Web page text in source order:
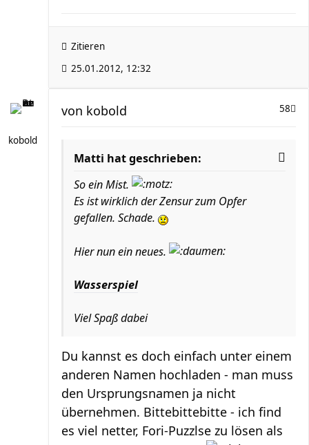
Zitieren
25.01.2012, 12:32
kobold
58
von kobold
Matti hat geschrieben:
So ein Mist.
Es ist wirklich der Zensur zum Opfer
gefallen. Schade.
Hier nun ein neues.
Wasserspiel
Viel Spaß dabei
Du kannst es doch einfach unter einem
anderen Namen hochladen - man muss
den Ursprungsnamen ja nicht
übernehmen. Bittebittebitte - ich find
es viel netter, Fori-Puzzlse zu lösen als